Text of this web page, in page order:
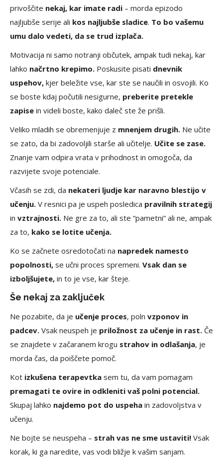
privoščite nekaj, kar imate radi – morda epizodo
najljubše serije ali kos najljubše sladice. To bo vašemu
umu dalo vedeti, da se trud izplača.
Motivacija ni samo notranji občutek, ampak tudi nekaj, kar
lahko načrtno krepimo. Poskusite pisati dnevnik
uspehov, kjer beležite vse, kar ste se naučili in osvojili. Ko
se boste kdaj počutili nesigurne, preberite pretekle
zapise in videli boste, kako daleč ste že prišli.
Veliko mladih se obremenjuje z mnenjem drugih. Ne učite
se zato, da bi zadovoljili starše ali učitelje. Učite se zase.
Znanje vam odpira vrata v prihodnost in omogoča, da
razvijete svoje potenciale.
Včasih se zdi, da nekateri ljudje kar naravno blestijo v
učenju. V resnici pa je uspeh posledica pravilnih strategij
in vztrajnosti. Ne gre za to, ali ste “pametni” ali ne, ampak
za to, kako se lotite učenja.
Ko se začnete osredotočati na napredek namesto
popolnosti, se učni proces spremeni. Vsak dan se
izboljšujete, in to je vse, kar šteje.
Še nekaj za zaključek
Ne pozabite, da je učenje proces, poln vzponov in
padcev. Vsak neuspeh je priložnost za učenje in rast. Če
se znajdete v začaranem krogu strahov in odlašanja, je
morda čas, da poiščete pomoč.
Kot izkušena terapevtka sem tu, da vam pomagam
premagati te ovire in odkleniti vaš polni potencial.
Skupaj lahko najdemo pot do uspeha in zadovoljstva v
učenju.
Ne bojte se neuspeha – strah vas ne sme ustaviti! Vsak
korak, ki ga naredite, vas vodi bližje k vašim sanjam.